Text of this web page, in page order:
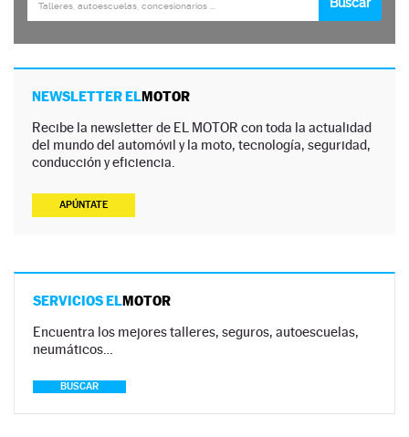
NEWSLETTER ELMOTOR
Recibe la newsletter de EL MOTOR con toda la actualidad
del mundo del automóvil y la moto, tecnología, seguridad,
conducción y eficiencia.
APÚNTATE
SERVICIOS ELMOTOR
Encuentra los mejores talleres, seguros, autoescuelas,
neumáticos…
BUSCAR